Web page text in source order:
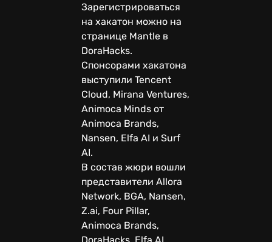
Зарегистрироваться
на хакатон можно на
странице Mantle в
DoraHacks.
Спонсорами хакатона
выступили Tencent
Cloud, Mirana Ventures,
Animoca Minds от
Animoca Brands,
Nansen, Elfa AI и Surf
AI.
В состав жюри вошли
представители Allora
Network, BGA, Nansen,
Z.ai, Four Pillar,
Animoca Brands,